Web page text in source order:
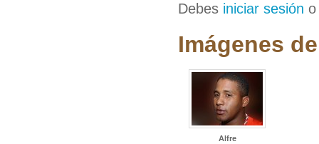
Debes iniciar sesión
Imágenes
Alfre